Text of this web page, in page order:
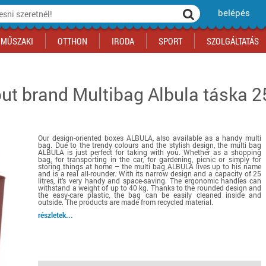
belépés
akciók
Sport akciók
Szolgáltatás akciók
Regisztrálj az oldalunkra INGYEN itt ››
Regisztrálj az oldalunkra INGYEN itt ››
MŰSZAKI
Regisztrálj az oldalunkra INGYEN itt ››
OTTHON
Építkezés
Szerszám, barkács, alkatrész
Háziállatok
Bébi
Gyógyászati segédeszköz
Biztonságtechnika
Autó
Ingatlan
Regisztrálj az oldalunkra INGYEN itt ››
IRODA
Regisztrálj az oldalunkra INGYEN itt ››
SPORT
gördeszka, roller
Fitneszközpont
Regisztrálj az oldalunkra INGYEN itt ››
SZOLGÁLTATÁS
parkolás
Regisztrálj az oldalunkra INGYEN itt ››
sütemények
ital
Regisztrálj az oldalunkra INGYEN itt ››
brand Multibag Albula táska
Our design-oriented boxes ALBULA, also available as a handy multi
bag. Due to the trendy colours and the stylish design, the multi bag
ALBULA is just perfect for taking with you. Whether as a shopping
bag, for transporting in the car, for gardening, picnic or simply for
storing things at home – the multi bag ALBULA lives up to his name
and is a real all-rounder. With its narrow design and a capacity of 25
litres, it’s very handy and space-saving. The ergonomic handles can
withstand a weight of up to 40 kg. Thanks to the rounded design and
the easy-care plastic, the bag can be easily cleaned inside and
outside. The products are made from recycled material.
részletek...